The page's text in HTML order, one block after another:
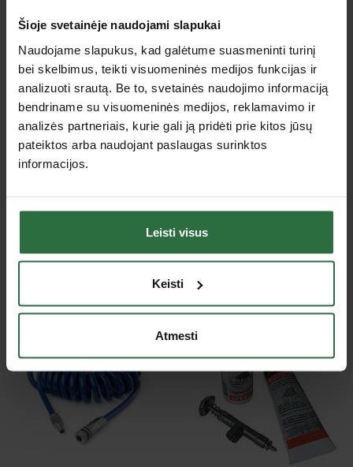
Šioje svetainėje naudojami slapukai
Naudojame slapukus, kad galėtume suasmeninti turinį
bei skelbimus, teikti visuomeninės medijos funkcijas ir
analizuoti srautą. Be to, svetainės naudojimo informaciją
bendriname su visuomeninės medijos, reklamavimo ir
analizės partneriais, kurie gali ją pridėti prie kitos jūsų
pateiktos arba naudojant paslaugas surinktos
informacijos.
Leisti visus
Keisti
Atmesti
Lizingas be pabrangimo*
rinkinys KS TOLLS 24-
416,18 €
Lizingas be pabrangimo*
456/11/5/17 3/8"
Yra sandėlyje